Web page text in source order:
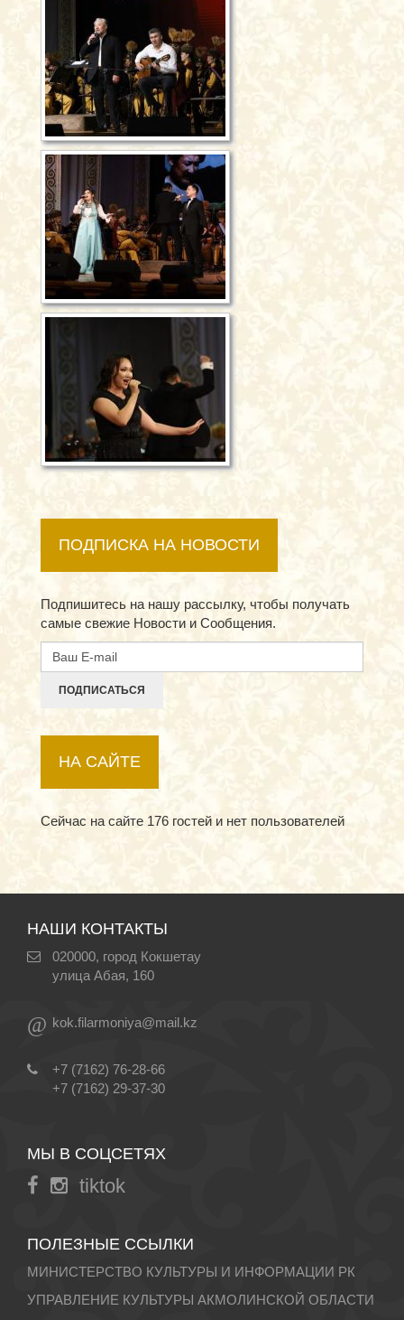
ПОДПИСКА НА НОВОСТИ
Подпишитесь на нашу рассылку, чтобы получать
самые свежие Новости и Сообщения.
ПОДПИСАТЬСЯ
НА САЙТЕ
Сейчас на сайте 176 гостей и нет пользователей
НАШИ КОНТАКТЫ
020000, город Кокшетау
улица Абая, 160
@ kok.filarmoniya@mail.kz
+7 (7162) 76-28-66
+7 (7162) 29-37-30
МЫ В СОЦСЕТЯХ
tiktok
ПОЛЕЗНЫЕ ССЫЛКИ
МИНИСТЕРСТВО КУЛЬТУРЫ И ИНФОРМАЦИИ РК
УПРАВЛЕНИЕ КУЛЬТУРЫ АКМОЛИНСКОЙ ОБЛАСТИ